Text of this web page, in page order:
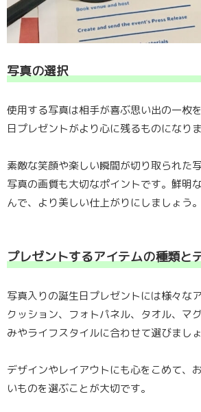
写真の選択
使用する写真は相手が喜ぶ思い出の一枚
日プレゼントがより心に残るものになりま
素敵な笑顔や楽しい瞬間が切り取られた
写真の画質も大切なポイントです。鮮明
んで、より美しい仕上がりにしましょう。
プレゼントするアイテムの種類と
写真入りの誕生日プレゼントには様々な
クッション、フォトパネル、タオル、マ
みやライフスタイルに合わせて選びましょ
デザインやレイアウトにも心をこめて、
いものを選ぶことが大切です。